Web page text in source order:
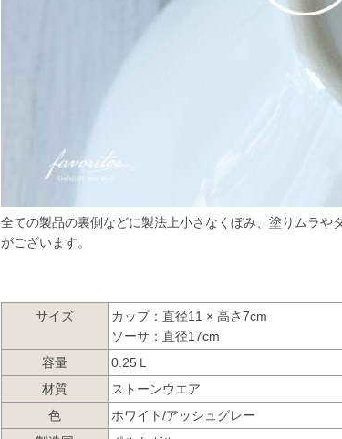
全ての製品の裏側などに製法上小さなくぼみ、塗りムラ
がございます。
サイズ
カップ：直径11 × 高さ7cm
ソーサ：直径17cm
容量
0.25Ｌ
材質
ストーンウエア
色
ホワイト/アッシュグレー